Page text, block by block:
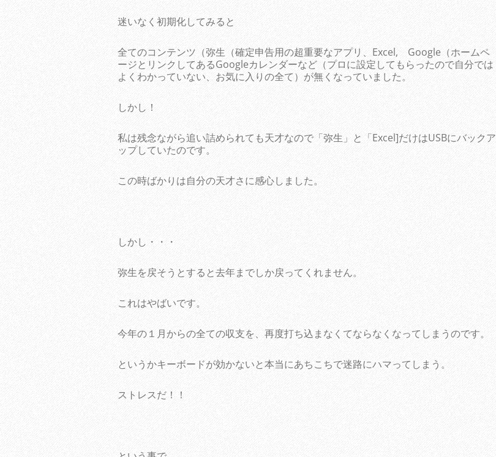
迷いなく初期化してみると
全てのコンテンツ（弥生（確定申告用の超重要なアプリ、Excel, Google（ホームペ
ージとリンクしてあるGoogleカレンダーなど（プロに設定してもらったので自分では
よくわかっていない、お気に入りの全て）が無くなっていました。
しかし！
私は残念ながら追い詰められても天才なので「弥生」と「Excel]だけはUSBにバックア
ップしていたのです。
この時ばかりは自分の天才さに感心しました。
しかし・・・
弥生を戻そうとすると去年までしか戻ってくれません。
これはやばいです。
今年の１月からの全ての収支を、再度打ち込まなくてならなくなってしまうのです。
というかキーボードが効かないと本当にあちこちで迷路にハマってしまう。
ストレスだ！！